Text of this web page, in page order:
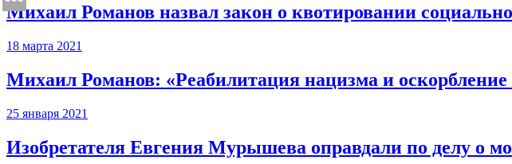
Михаил Романов назвал закон о квотировании
18 марта 2021
Михаил Романов: «Реабилитация нацизма и оскорбление
25 января 2021
Изобретателя Евгения Мурышева оправдали по делу о